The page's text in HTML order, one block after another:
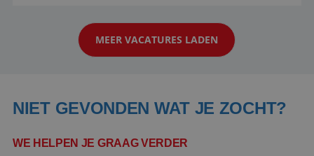
klanten te overtuigen om die droomreis te
boeken! ...
MEER VACATURES LADEN
NIET GEVONDEN WAT JE ZOCHT?
WE HELPEN JE GRAAG VERDER
Google Privacy Policy